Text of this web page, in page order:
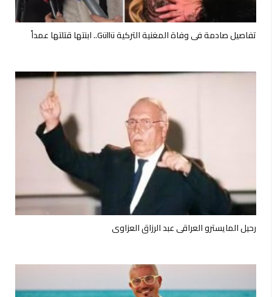
تفاصيل صادمة في وفاة المغنية التركية Güllü.. ابنتها قتلتها عمداً
رحيل المايسترو العراقي عبد الرزاق العزاوي